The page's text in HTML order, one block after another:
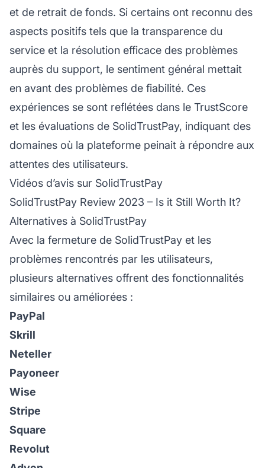
et de retrait de fonds. Si certains ont reconnu des
aspects positifs tels que la transparence du
service et la résolution efficace des problèmes
auprès du support, le sentiment général mettait
en avant des problèmes de fiabilité. Ces
expériences se sont reflétées dans le TrustScore
et les évaluations de SolidTrustPay, indiquant des
domaines où la plateforme peinait à répondre aux
attentes des utilisateurs.
Vidéos d’avis sur SolidTrustPay
SolidTrustPay Review 2023 – Is it Still Worth It?
Alternatives à SolidTrustPay
Avec la fermeture de SolidTrustPay et les
problèmes rencontrés par les utilisateurs,
plusieurs alternatives offrent des fonctionnalités
similaires ou améliorées :
PayPal
Skrill
Neteller
Payoneer
Wise
Stripe
Square
Revolut